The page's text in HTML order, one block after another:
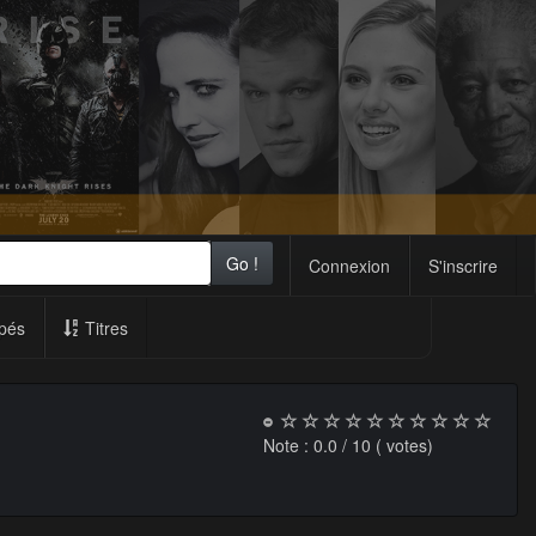
Connexion S'inscrire
Go !
Titres
Note : 0.0 / 10 ( votes)